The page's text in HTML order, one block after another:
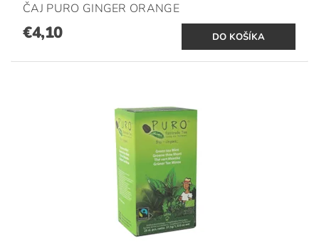
ČAJ PURO GINGER ORANGE
€4,10